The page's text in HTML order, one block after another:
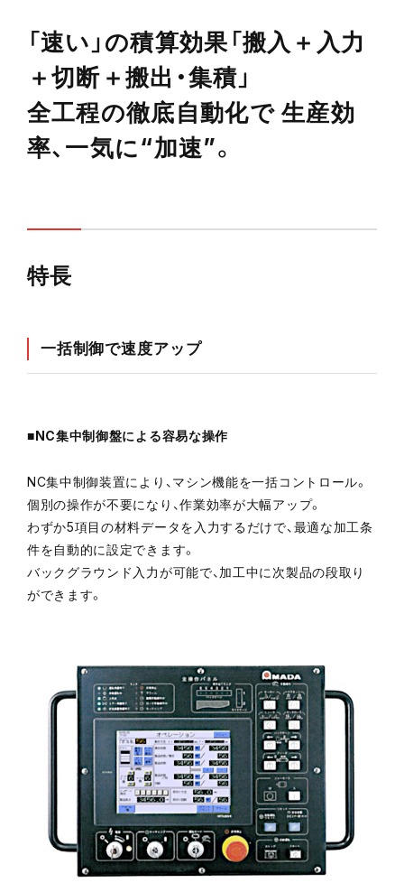
デジタルカタログ 関連商品
お問い合わせ
実機見学申し込み
「速い」の積算効果「搬入＋入力
＋切断＋搬出・集積」
全工程の徹底自動化で 生産効
率、一気に“加速”。
特長
一括制御で速度アップ
■NC集中制御盤による容易な操作
NC集中制御装置により、マシン機能を一括コントロール。
個別の操作が不要になり、作業効率が大幅アップ。
わずか5項目の材料データを入力するだけで、最適な加工条
件を自動的に設定できます。
バックグラウンド入力が可能で、加工中に次製品の段取り
ができます。